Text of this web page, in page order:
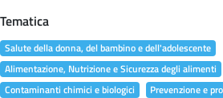
Tematica
Salute della donna, del bambino e dell'adolescente
Alimentazione, Nutrizione e Sicurezza degli alimenti
Contaminanti chimici e biologici
Prevenzione e